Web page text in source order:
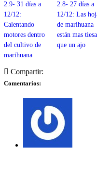
2.9- 31 días a
12/12:
Calentando
motores dentro
del cultivo de
marihuana
2.8- 27 días a
12/12: Las
de marihuana
están mas
que un ajo
Compartir:
Comentarios: